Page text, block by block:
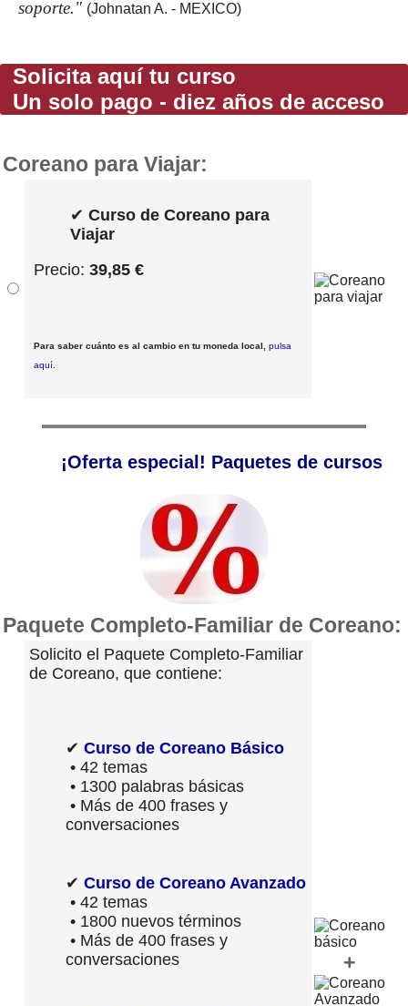
soporte." (Johnatan A. - MEXICO)
Solicita aquí tu curso
Un solo pago - diez años de acceso
Coreano para Viajar:
✔ Curso de Coreano para
Viajar
Precio: 39,85 €
Para saber cuánto es al cambio en tu moneda local, pulsa
aquí
¡Oferta especial! Paquetes de cursos
Paquete Completo-Familiar de Coreano:
Solicito el Paquete Completo-Familiar
de Coreano, que contiene:
✔ Curso de Coreano Básico
• 42 temas
• 1300 palabras básicas
• Más de 400 frases y
conversaciones
✔ Curso de Coreano Avanzado
• 42 temas
• 1800 nuevos términos
• Más de 400 frases y
conversaciones
+